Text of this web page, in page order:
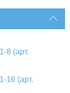
8 (арт.
16 (арт.